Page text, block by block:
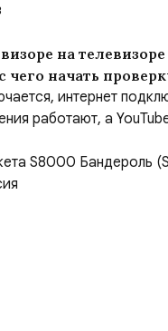
на телевизоре
чего начать
интернет
работают, а